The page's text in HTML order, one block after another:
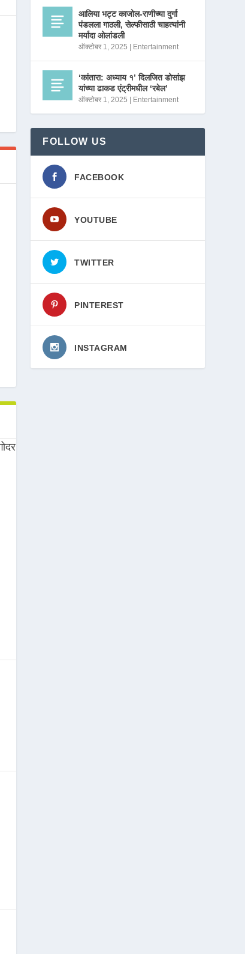
आलिया भट्ट काजोल-राणीच्या दुर्गा
पंडलला गाठली, सेल्फीसाठी चाहत्यांनी
मर्यादा ओलांडली
ऑक्टोबर 1, 2025 Entertainment
‘कांतारा: अध्याय १’ दिलजित डोसांझ
यांच्या ढाकड एंट्रीमधील ‘रबेल’
ऑक्टोबर 1, 2025 Entertainment
FOLLOW US
FACEBOOK
YOUTUBE
TWITTER
PINTEREST
INSTAGRAM